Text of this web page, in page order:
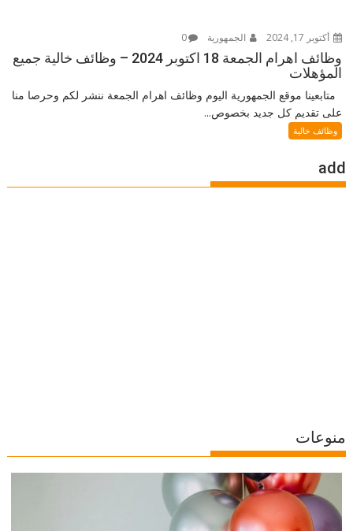
أكتوبر 17, 2024 الجمهورية 0
وظائف اهرام الجمعة 18 اكتوبر 2024 – وظائف خالية جميع
المؤهلات
متابعينا موقع الجمهورية اليوم وظائف اهرام الجمعة ننشر لكم وحرصا منا
على تقديم كل جديد بخصوص...
وظائف خالية
add
منوعات